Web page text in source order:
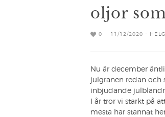
oljor
0 11/12/2020 -
Nu är december
julgranen redan och
inbjudande
I år tror vi starkt på
mesta har stannat